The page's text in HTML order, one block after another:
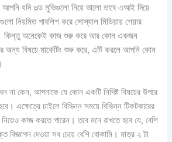
যদি ওল্ড মুভিগুলো নিয়ে ভালো ভাবে এআই দিয়ে
নিয়মিত পাবলিশ করে সোস্যাল মিডিয়ায় শেয়ার
কিন্তু অনেকেই কাজ শুরু করে আর কোন একজন
অন্য বিষয়ে মার্কেটিং শুরু করে, এটি করলে আপনি কোন
না কেন, আপনাকে যে কোন একটি নিদিষ্ট বিষয়ের উপরে
এক্ষেত্রে চাইলে বিভিন্ন সময়ে বিভিন্ন টিকটকারের
কাজ করতে পারেন। তবে মনে রাখতে হবে যে, বেশি
দেওয়া সব চেয়ে বেশি বোকামি। মাত্র ২ টা